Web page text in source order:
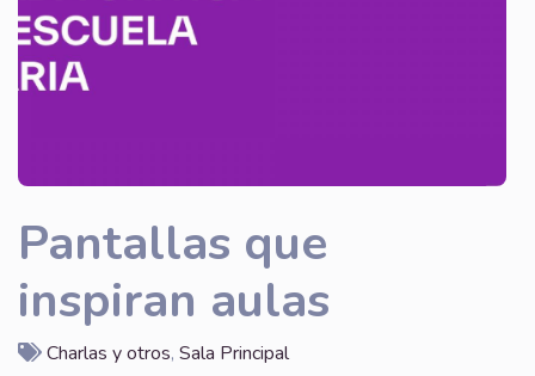
Pantallas que
inspiran aulas
Charlas y otros, Sala Principal